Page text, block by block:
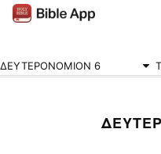
ΔΕΥΤΕΡΟΝΟΜΙΟΝ 6